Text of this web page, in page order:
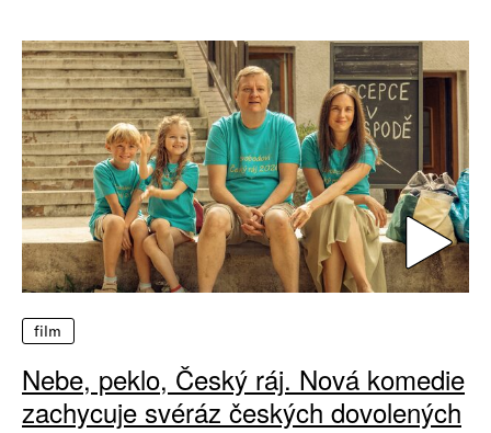
film
Nebe, peklo, Český ráj. Nová komedie
zachycuje svéráz českých dovolených